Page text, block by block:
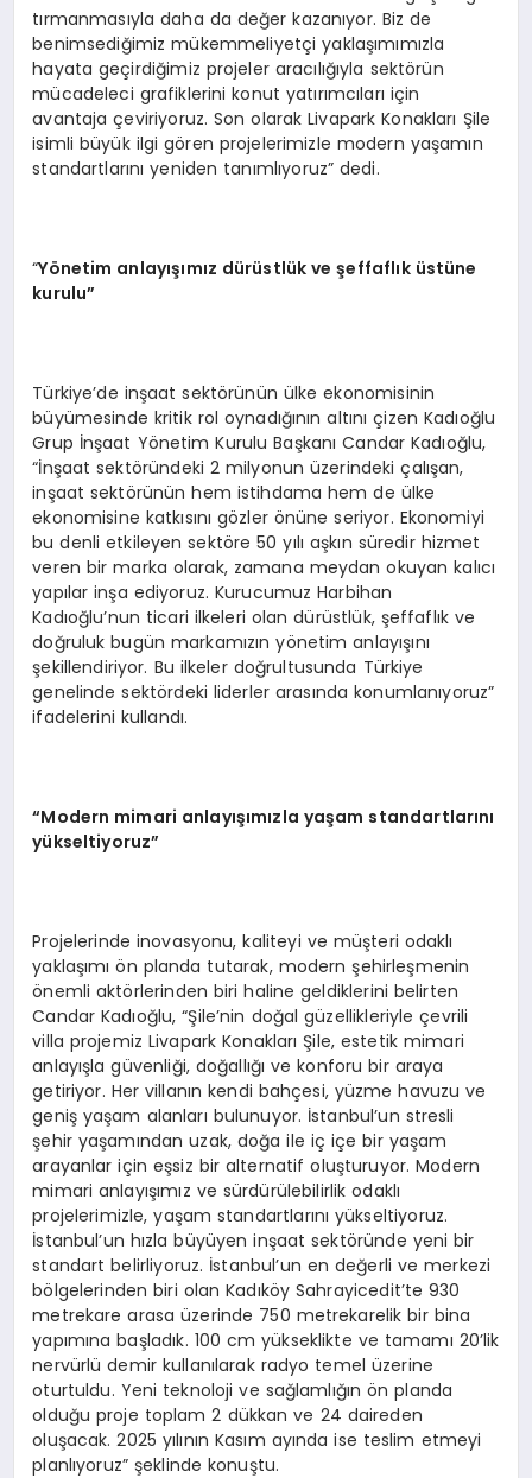
tırmanmasıyla daha da değer kazanıyor. Biz de
benimsediğimiz mükemmeliyetçi yaklaşımımızla
hayata geçirdiğimiz projeler aracılığıyla sektörün
mücadeleci grafiklerini konut yatırımcıları için
avantaja çeviriyoruz. Son olarak Livapark Konakları Şile
isimli büyük ilgi gören projelerimizle modern yaşamın
standartlarını yeniden tanımlıyoruz” dedi.
“Yönetim anlayışımız dürüstlük ve şeffaflık üstüne
kurulu”
Türkiye’de inşaat sektörünün ülke ekonomisinin
büyümesinde kritik rol oynadığının altını çizen Kadıoğlu
Grup İnşaat Yönetim Kurulu Başkanı Candar Kadıoğlu,
“İnşaat sektöründeki 2 milyonun üzerindeki çalışan,
inşaat sektörünün hem istihdama hem de ülke
ekonomisine katkısını gözler önüne seriyor. Ekonomiyi
bu denli etkileyen sektöre 50 yılı aşkın süredir hizmet
veren bir marka olarak, zamana meydan okuyan kalıcı
yapılar inşa ediyoruz. Kurucumuz Harbihan
Kadıoğlu’nun ticari ilkeleri olan dürüstlük, şeffaflık ve
doğruluk bugün markamızın yönetim anlayışını
şekillendiriyor. Bu ilkeler doğrultusunda Türkiye
genelinde sektördeki liderler arasında konumlanıyoruz”
ifadelerini kullandı.
“Modern mimari anlayışımızla yaşam standartlarını
yükseltiyoruz”
Projelerinde inovasyonu, kaliteyi ve müşteri odaklı
yaklaşımı ön planda tutarak, modern şehirleşmenin
önemli aktörlerinden biri haline geldiklerini belirten
Candar Kadıoğlu, “Şile’nin doğal güzellikleriyle çevrili
villa projemiz Livapark Konakları Şile, estetik mimari
anlayışla güvenliği, doğallığı ve konforu bir araya
getiriyor. Her villanın kendi bahçesi, yüzme havuzu ve
geniş yaşam alanları bulunuyor. İstanbul’un stresli
şehir yaşamından uzak, doğa ile iç içe bir yaşam
arayanlar için eşsiz bir alternatif oluşturuyor. Modern
mimari anlayışımız ve sürdürülebilirlik odaklı
projelerimizle, yaşam standartlarını yükseltiyoruz.
İstanbul’un hızla büyüyen inşaat sektöründe yeni bir
standart belirliyoruz. İstanbul’un en değerli ve merkezi
bölgelerinden biri olan Kadıköy Sahrayicedit’te 930
metrekare arasa üzerinde 750 metrekarelik bir bina
yapımına başladık. 100 cm yükseklikte ve tamamı 20’lik
nervürlü demir kullanılarak radyo temel üzerine
oturtuldu. Yeni teknoloji ve sağlamlığın ön planda
olduğu proje toplam 2 dükkan ve 24 daireden
oluşacak. 2025 yılının Kasım ayında ise teslim etmeyi
planlıyoruz” şeklinde konuştu.